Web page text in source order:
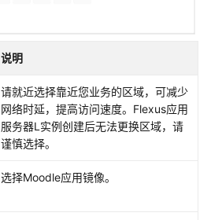
说明
请就近选择靠近您业务的区域，可减少
网络时延，提高访问速度。 Flexus应用
服务器L实例创建后无法更换区域，请
谨慎选择。
选择Moodle应用镜像。